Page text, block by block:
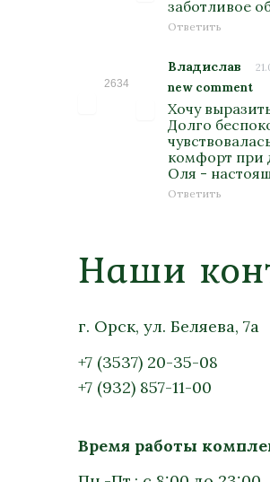
заботливое
Ответить
2634
Владислав
new comment
Хочу
Долго
комфорт при
Оля -
Ответить
Наши
г. Орск, ул. Беляева, 7а
+7 (3537) 20-35-08
+7 (932) 857-11-00
Время работы